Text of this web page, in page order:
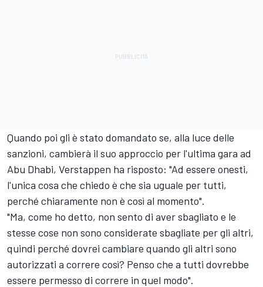
Quando poi gli è stato domandato se, alla luce delle
sanzioni, cambierà il suo approccio per l'ultima gara ad
Abu Dhabi, Verstappen ha risposto: "Ad essere onesti,
l'unica cosa che chiedo è che sia uguale per tutti,
perché chiaramente non è così al momento".
"Ma, come ho detto, non sento di aver sbagliato e le
stesse cose non sono considerate sbagliate per gli altri,
quindi perché dovrei cambiare quando gli altri sono
autorizzati a correre così? Penso che a tutti dovrebbe
essere permesso di correre in quel modo".